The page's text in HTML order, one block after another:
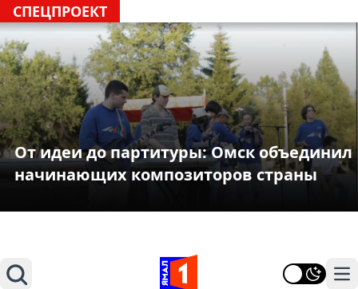
СПЕЦПРОЕКТ
От идеи до партитуры: Омск объединил
начинающих композиторов страны
Поиск